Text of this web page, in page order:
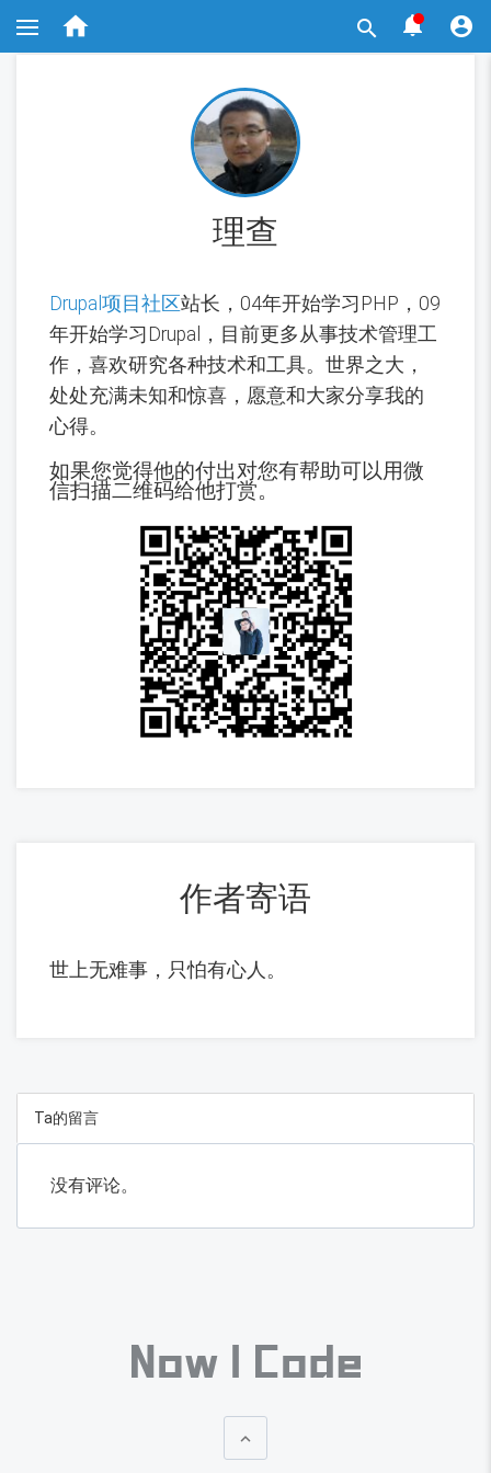
转
 


理查
Drupal项目社区站长，04年开始学习PHP，09
年开始学习Drupal，目前更多从事技术管理工
作，喜欢研究各种技术和工具。世界之大，
处处充满未知和惊喜，愿意和大家分享我的
心得。
如果您觉得他的付出对您有帮助可以用微
信扫描二维码给他打赏。
作者寄语
世上无难事，只怕有心人。
Ta的留言
没有评论。
